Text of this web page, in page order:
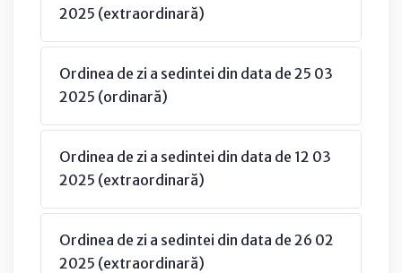
2025 (extraordinară)
Ordinea de zi a sedintei din data de 25 03
2025 (ordinară)
Ordinea de zi a sedintei din data de 12 03
2025 (extraordinară)
Ordinea de zi a sedintei din data de 26 02
2025 (extraordinară)